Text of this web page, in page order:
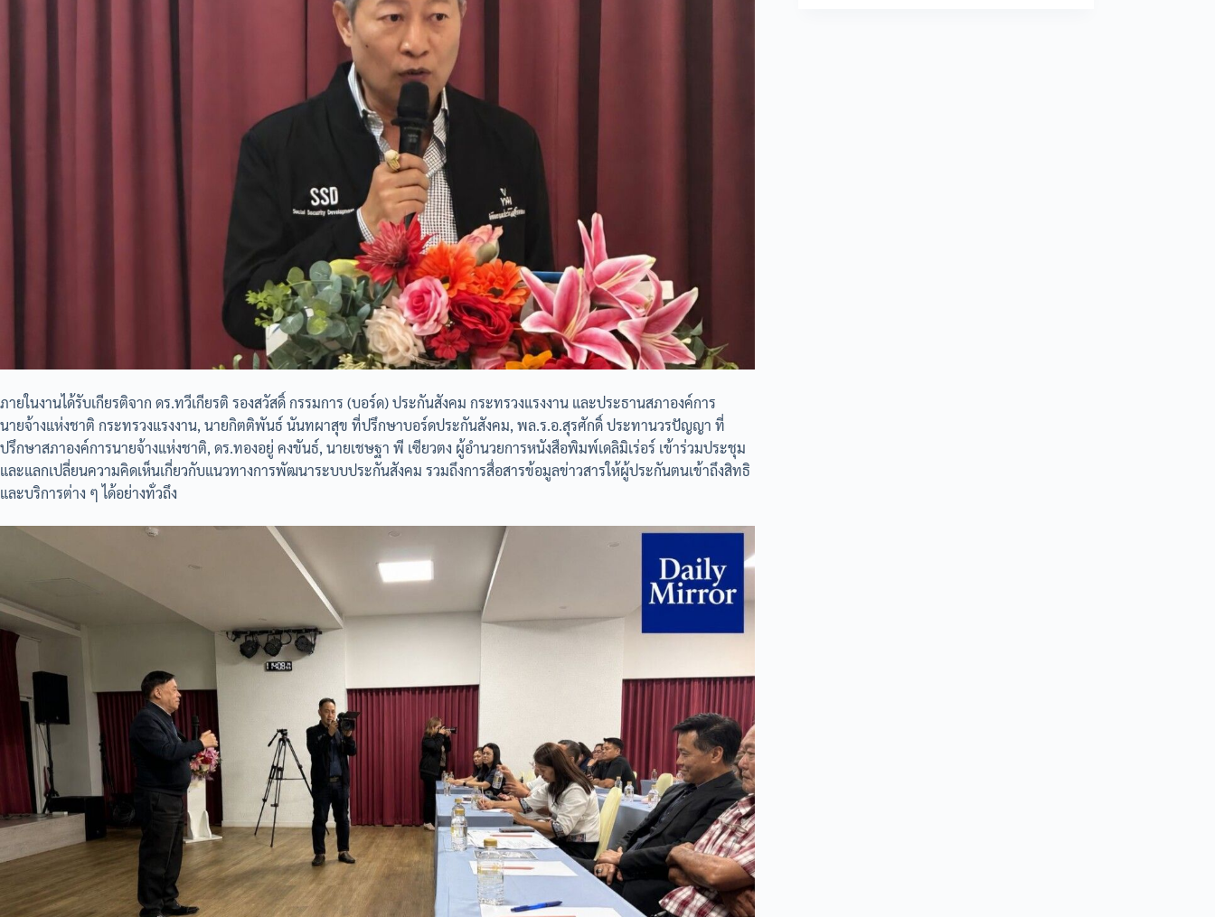
ภายในงานได้รับเกียรติจาก ดร.ทวีเกียรติ รองสวัสดิ์ กรรมการ (บอร์ด) ประกันสังคม กระทรวงแรงงาน และประธานสภาองค์การ
นายจ้างแห่งชาติ กระทรวงแรงงาน, นายกิตติพันธ์ นันทผาสุข ที่ปรึกษาบอร์ดประกันสังคม, พล.ร.อ.สุรศักดิ์ ประทานวรปัญญา ที่
ปรึกษาสภาองค์การนายจ้างแห่งชาติ, ดร.ทองอยู่ คงขันธ์, นายเชษฐา พี เซียวตง ผู้อำนวยการหนังสือพิมพ์เดลิมิเร่อร์ เข้าร่วมประชุม
และแลกเปลี่ยนความคิดเห็นเกี่ยวกับแนวทางการพัฒนาระบบประกันสังคม รวมถึงการสื่อสารข้อมูลข่าวสารให้ผู้ประกันตนเข้าถึงสิทธิ
และบริการต่าง ๆ ได้อย่างทั่วถึง